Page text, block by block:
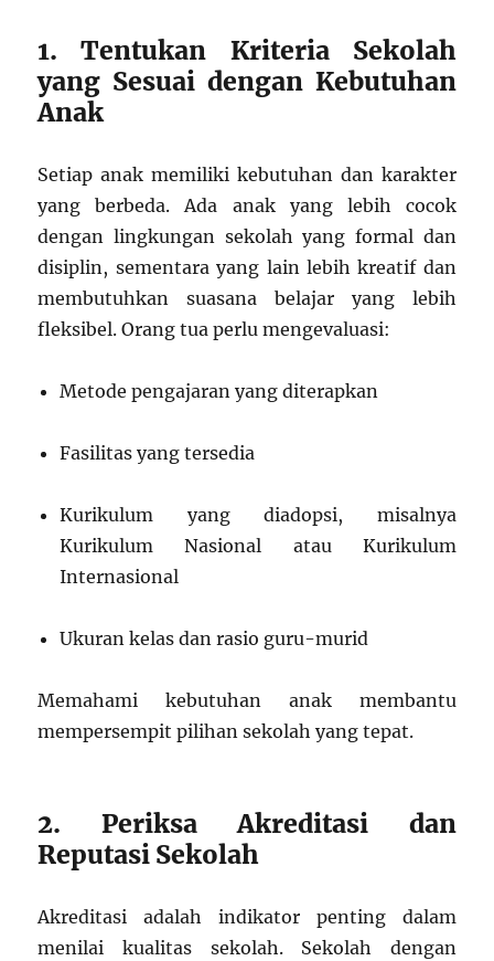
1. Tentukan Kriteria Sekolah
yang Sesuai dengan Kebutuhan
Anak
Setiap anak memiliki kebutuhan dan karakter
yang berbeda. Ada anak yang lebih cocok
dengan lingkungan sekolah yang formal dan
disiplin, sementara yang lain lebih kreatif dan
membutuhkan suasana belajar yang lebih
fleksibel. Orang tua perlu mengevaluasi:
Metode pengajaran yang diterapkan
Fasilitas yang tersedia
Kurikulum yang diadopsi, misalnya
Kurikulum Nasional atau Kurikulum
Internasional
Ukuran kelas dan rasio guru-murid
Memahami kebutuhan anak membantu
mempersempit pilihan sekolah yang tepat.
2. Periksa Akreditasi dan
Reputasi Sekolah
Akreditasi adalah indikator penting dalam
menilai kualitas sekolah. Sekolah dengan